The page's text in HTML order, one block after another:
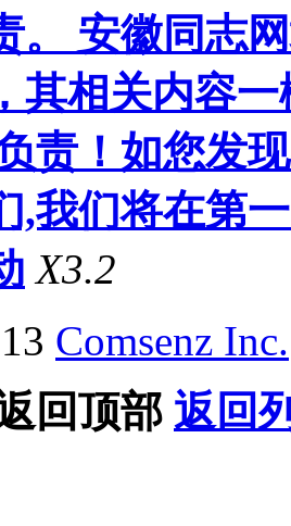
。 安徽同志
其相关内容
责！如您发
,我们将在第
X3.2
Comsenz Inc.
回顶部 返回